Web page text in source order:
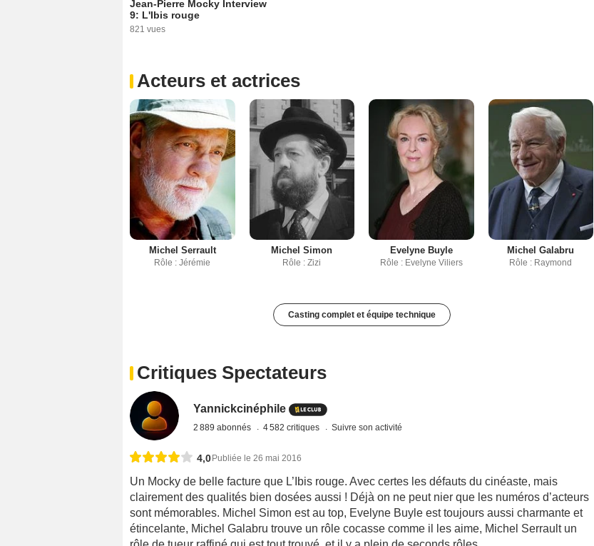
Jean-Pierre Mocky Interview
9: L'Ibis rouge
821 vues
Acteurs et actrices
Michel Serrault
Rôle : Jérémie
Michel Simon
Rôle : Zizi
Evelyne Buyle
Rôle : Evelyne Viliers
Michel Galabru
Rôle : Raymond
Casting complet et équipe technique
Critiques Spectateurs
Yannickcinéphile
2 889 abonnés 4 582 critiques Suivre son activité
4,0 Publiée le 26 mai 2016
Un Mocky de belle facture que L’Ibis rouge. Avec certes les défauts du cinéaste, mais
clairement des qualités bien dosées aussi ! Déjà on ne peut nier que les numéros d’acteurs
sont mémorables. Michel Simon est au top, Evelyne Buyle est toujours aussi charmante et
étincelante, Michel Galabru trouve un rôle cocasse comme il les aime, Michel Serrault un